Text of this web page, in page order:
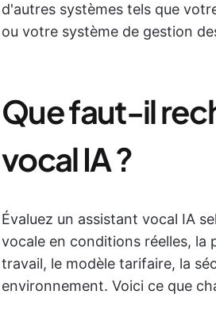
d'autres systèmes tels que
ou votre système de gestion
Que faut-il
vocal IA ?
Évaluez un assistant vocal IA
vocale en conditions réelles, la
travail, le modèle tarifaire, la
environnement. Voici ce que